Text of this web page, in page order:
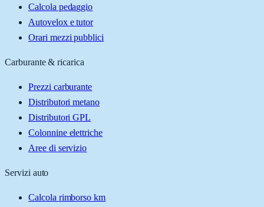
Calcola pedaggio
Autovelox e tutor
Orari mezzi pubblici
Carburante & ricarica
Prezzi carburante
Distributori metano
Distributori GPL
Colonnine elettriche
Aree di servizio
Servizi auto
Calcola rimborso km